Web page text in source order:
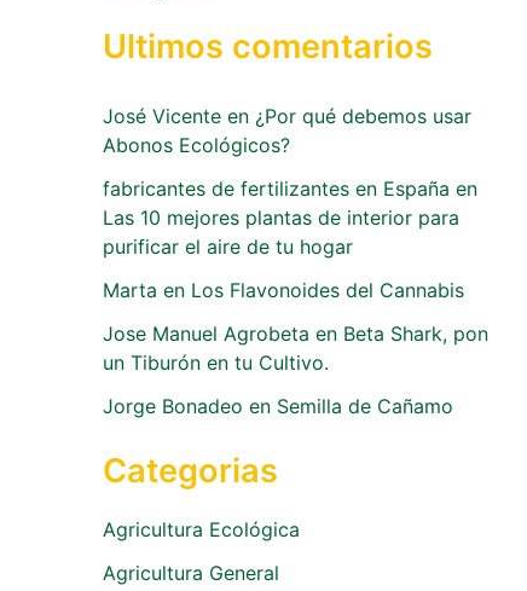
Ultimos comentarios
José Vicenteen ¿Por qué debemos usar
Abonos Ecológicos?
fabricantes de fertilizantes en España en
Las 10 mejores plantas de interior para
purificar el aire de tu hogar
Marta en Los Flavonoides del Cannabis
Jose Manuel Agrobeta en Beta Shark, pon
un Tiburón en tu Cultivo.
Jorge Bonadeo en Semilla de Cañamo
Categorias
Agricultura Ecológica
Agricultura General